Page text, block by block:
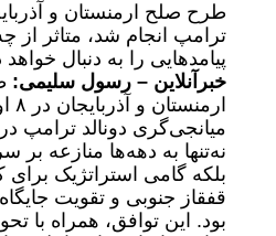
طرح صلح ارمنستان و
ترامپ انجام شد، متاثر از
پیامدهایی را به دنبال
خبرآنلاین – رسول سلیمی:
میانجی‌گری دونالد ترامپ
نه‌تنها به دهه‌ها منازعه بر
بلکه گامی استراتژیک
قفقاز جنوبی و تقویت
بود. این توافق، همراه با